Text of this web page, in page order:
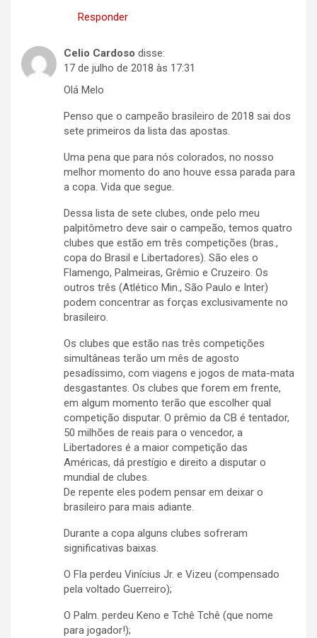
Responder
Celio Cardoso disse:
17 de julho de 2018 às 17:31
Olá Melo
Penso que o campeão brasileiro de 2018 sai dos
sete primeiros da lista das apostas.
Uma pena que para nós colorados, no nosso
melhor momento do ano houve essa parada para
a copa. Vida que segue.
Dessa lista de sete clubes, onde pelo meu
palpitômetro deve sair o campeão, temos quatro
clubes que estão em três competições (bras.,
copa do Brasil e Libertadores). São eles o
Flamengo, Palmeiras, Grêmio e Cruzeiro. Os
outros três (Atlético Min., São Paulo e Inter)
podem concentrar as forças exclusivamente no
brasileiro.
Os clubes que estão nas três competições
simultâneas terão um mês de agosto
pesadíssimo, com viagens e jogos de mata-mata
desgastantes. Os clubes que forem em frente,
em algum momento terão que escolher qual
competição disputar. O prêmio da CB é tentador,
50 milhões de reais para o vencedor, a
Libertadores é a maior competição das
Américas, dá prestígio e direito a disputar o
mundial de clubes.
De repente eles podem pensar em deixar o
brasileiro para mais adiante.
Durante a copa alguns clubes sofreram
significativas baixas.
O Fla perdeu Vinícius Jr. e Vizeu (compensado
pela voltado Guerreiro);
O Palm. perdeu Keno e Tchê Tchê (que nome
para jogador!);